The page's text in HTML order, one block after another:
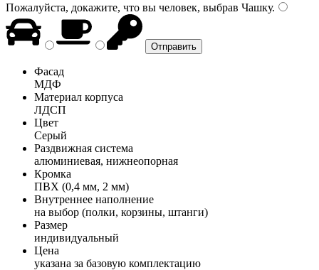
Пожалуйста, докажите, что вы человек, выбрав Чашку.
Фасад
МДФ
Материал корпуса
ЛДСП
Цвет
Серый
Раздвижная система
алюминиевая, нижнеопорная
Кромка
ПВХ (0,4 мм, 2 мм)
Внутреннее наполнение
на выбор (полки, корзины, штанги)
Размер
индивидуальный
Цена
указана за базовую комплектацию